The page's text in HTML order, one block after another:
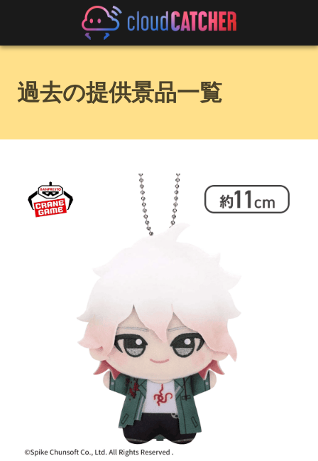
過去の提供景品一覧